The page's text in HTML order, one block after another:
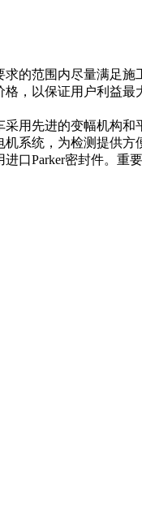
的范围内尽量满足
，以保证用户利益最
用先进的变幅机构
系统，为检测提供
口Parker密封件。重